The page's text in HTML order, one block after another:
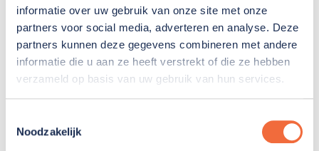
informatie over uw gebruik van onze site met onze
partners voor social media, adverteren en analyse. Deze
partners kunnen deze gegevens combineren met andere
informatie die u aan ze heeft verstrekt of die ze hebben
verzameld op basis van uw gebruik van hun services.
Noodzakelijk
Secretaris: Jasper van Kesteren
Vertrouwenspersonen medewerkers
Voorzitter: Jeanette van Houwelingen en Martin Kok
Nicoline Kuiper
Dinky van Berkel
Consultatieteam Misbruik en Mishandeling